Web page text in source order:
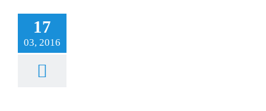
17
03, 2016